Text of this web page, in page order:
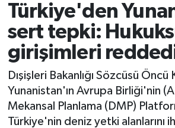
Türkiye'den
sert tepki:
girişimleri
Dışişleri Bakanlığı Sözcüsü Öncü
Yunanistan'ın Avrupa Birliği'nin
Mekansal Planlama (DMP)
Türkiye'nin deniz yetki alanlarını
Eğitim
Ekonomi
Genel
Gündem
Tüm Manşetler
Son Dakika Haberleri
Haber Arşivi